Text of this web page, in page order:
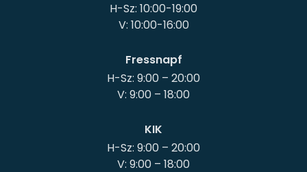
H-Sz: 10:00-19:00
V: 10:00-16:00
Fressnapf
H-Sz: 9:00 – 20:00
KIK
H-Sz: 9:00 – 20:00